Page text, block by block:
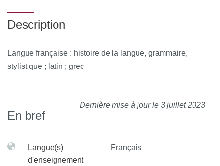
Description
Langue française : histoire de la langue, grammaire,
stylistique ; latin ; grec
Dernière mise à jour le 3 juillet 2023
En bref
Langue(s)
d'enseignement
Français